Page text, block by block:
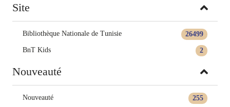
Site
26499
Bibliothèque Nationale de Tunisie
2
BnT Kids
Nouveauté
255
Nouveauté